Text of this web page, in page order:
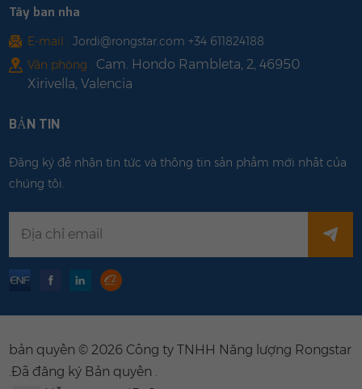
Tây ban nha
E-mail : Jordi@rongstar.com +34 611824188
Văn phòng : Cam. Hondo Rambleta, 2, 46950
Xirivella, Valencia
BẢN TIN
Đăng ký để nhận tin tức và thông tin sản phẩm mới nhất của
chúng tôi.
bản quyền © 2026 Công ty TNHH Năng lượng Rongstar
.Đã đăng ký Bản quyền .